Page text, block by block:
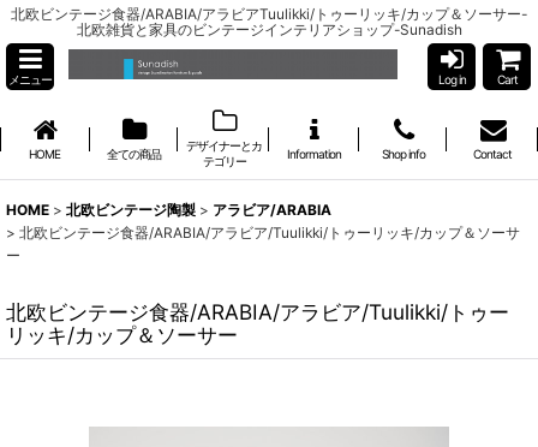
北欧ビンテージ食器/ARABIA/アラビアTuulikki/トゥーリッキ/カップ＆ソーサー-
北欧雑貨と家具のビンテージインテリアショップ-Sunadish
メニュー Log in Cart
HOME 全ての商品
デザイナーとカ
テゴリー
Information Shop info Contact
HOME > 北欧ビンテージ陶製 > アラビア/ARABIA
> 北欧ビンテージ食器/ARABIA/アラビア/Tuulikki/トゥーリッキ/カップ＆ソーサ
ー
北欧ビンテージ食器/ARABIA/アラビア/Tuulikki/トゥー
リッキ/カップ＆ソーサー